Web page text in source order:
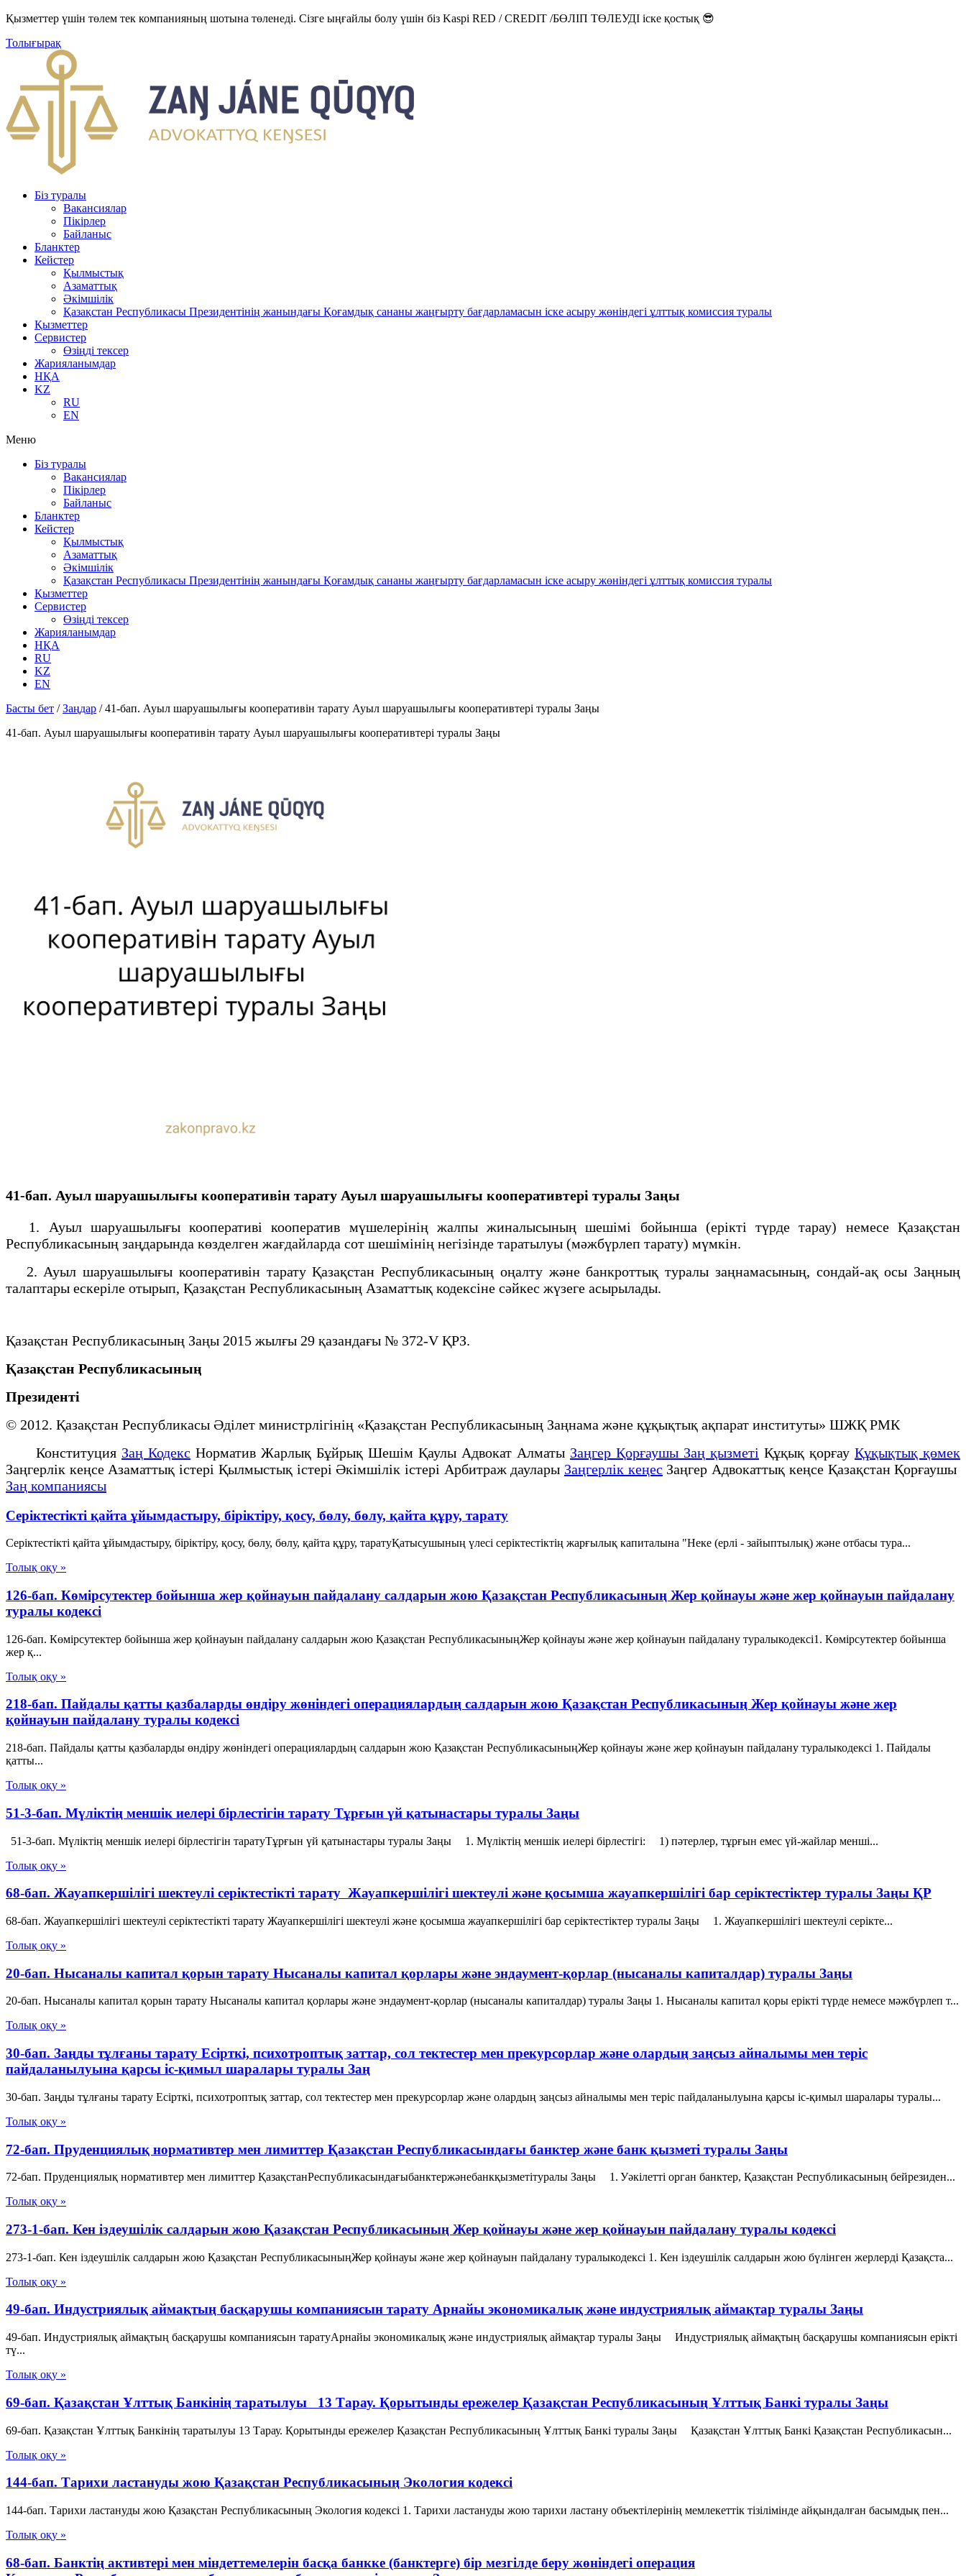
Қызметтер үшін төлем тек компанияның шотына төленеді. Сізге ыңғайлы болу үшін біз Kaspi RED / CREDIT /БӨЛІП ТӨЛЕУДІ іске қостық 😎
Толығырақ
Біз туралы
Вакансиялар
Пікірлер
Байланыс
Бланктер
Кейстер
Қылмыстық
Азаматтық
Әкімшілік
Қазақстан Республикасы Президентінің жанындағы Қоғамдық сананы жаңғырту бағдарламасын іске асыру жөніндегі ұлттық комиссия туралы
Қызметтер
Сервистер
Өзіңді тексер
Жарияланымдар
НҚА
KZ
RU
EN
Меню
Біз туралы
Вакансиялар
Пікірлер
Байланыс
Бланктер
Кейстер
Қылмыстық
Азаматтық
Әкімшілік
Қазақстан Республикасы Президентінің жанындағы Қоғамдық сананы жаңғырту бағдарламасын іске асыру жөніндегі ұлттық комиссия туралы
Қызметтер
Сервистер
Өзіңді тексер
Жарияланымдар
НҚА
RU
KZ
EN
Басты бет /Заңдар /41-бап. Ауыл шаруашылығы кооперативін тарату Ауыл шаруашылығы кооперативтері туралы Заңы
41-бап. Ауыл шаруашылығы кооперативін тарату Ауыл шаруашылығы кооперативтері туралы Заңы
41-бап. Ауыл шаруашылығы кооперативін тарату Ауыл шаруашылығы кооперативтері туралы Заңы
1. Ауыл шаруашылығы кооперативі кооператив мүшелерінің жалпы жиналысының шешiмi бойынша (ерікті түрде тарау) немесе Қазақстан
Республикасының заңдарында көзделген жағдайларда сот шешiмiнiң негiзiнде таратылуы (мәжбүрлеп тарату) мүмкiн.
2. Ауыл шаруашылығы кооперативін тарату Қазақстан Республикасының оңалту және банкроттық туралы заңнамасының, сондай-ақ осы Заңның
талаптары ескеріле отырып, Қазақстан Республикасының Азаматтық кодексiне сәйкес жүзеге асырылады.
Қазақстан Республикасының Заңы 2015 жылғы 29 қазандағы № 372-V ҚРЗ.
Қазақстан Республикасының
Президенті
© 2012. Қазақстан Республикасы Әділет министрлігінің «Қазақстан Республикасының Заңнама және құқықтық ақпарат институты» ШЖҚ РМК
Конституция Заң Кодекс Норматив Жарлық Бұйрық Шешім Қаулы Адвокат Алматы Заңгер Қорғаушы Заң қызметі Құқық қорғау Құқықтық қөмек
Заңгерлік кеңсе Азаматтық істері Қылмыстық істері Әкімшілік істері Арбитраж даулары Заңгерлік кеңес Заңгер Адвокаттық кеңсе Қазақстан Қорғаушы
Заң компаниясы
Серіктестікті қайта ұйымдастыру, біріктіру, қосу, бөлу, бөлу, қайта құру, тарату
Серіктестікті қайта ұйымдастыру, біріктіру, қосу, бөлу, бөлу, қайта құру, таратуҚатысушының үлесі серіктестіктің жарғылық капиталына "Неке (ерлі - зайыптылық) және отбасы тура...
Толық оқу »
126-бап. Көмірсутектер бойынша жер қойнауын пайдалану салдарын жою Қазақстан Республикасының Жер қойнауы және жер қойнауын пайдалану
туралы кодексі
126-бап. Көмірсутектер бойынша жер қойнауын пайдалану салдарын жою Қазақстан РеспубликасыныңЖер қойнауы және жер қойнауын пайдалану туралыкодексі1. Көмірсутектер бойынша
жер қ...
Толық оқу »
218-бап. Пайдалы қатты қазбаларды өндіру жөніндегі операциялардың салдарын жою Қазақстан Республикасының Жер қойнауы және жер
қойнауын пайдалану туралы кодексі
218-бап. Пайдалы қатты қазбаларды өндіру жөніндегі операциялардың салдарын жою Қазақстан РеспубликасыныңЖер қойнауы және жер қойнауын пайдалану туралыкодексі 1. Пайдалы
қатты...
Толық оқу »
51-3-бап. Мүліктің меншік иелері бірлестігін тарату Тұрғын үй қатынастары туралы Заңы
51-3-бап. Мүліктің меншік иелері бірлестігін таратуТұрғын үй қатынастары туралы Заңы 1. Мүліктің меншік иелері бірлестігі: 1) пәтерлер, тұрғын емес үй-жайлар менші...
Толық оқу »
68-бап. Жауапкершілігі шектеулі серіктестікті тарату Жауапкершілігі шектеулі және қосымша жауапкершілігі бар серіктестіктер туралы Заңы ҚР
68-бап. Жауапкершілігі шектеулі серіктестікті тарату Жауапкершілігі шектеулі және қосымша жауапкершілігі бар серіктестіктер туралы Заңы 1. Жауапкершілігі шектеулі серікте...
Толық оқу »
20-бап. Нысаналы капитал қорын тарату Нысаналы капитал қорлары және эндаумент-қорлар (нысаналы капиталдар) туралы Заңы
20-бап. Нысаналы капитал қорын тарату Нысаналы капитал қорлары және эндаумент-қорлар (нысаналы капиталдар) туралы Заңы 1. Нысаналы капитал қоры ерікті түрде немесе мәжбүрлеп т...
Толық оқу »
30-бап. Заңды тұлғаны тарату Есiрткi, психотроптық заттар, сол тектестер мен прекурсорлар және олардың заңсыз айналымы мен терiс
пайдаланылуына қарсы iс-қимыл шаралары туралы Заң
30-бап. Заңды тұлғаны тарату Есiрткi, психотроптық заттар, сол тектестер мен прекурсорлар және олардың заңсыз айналымы мен терiс пайдаланылуына қарсы iс-қимыл шаралары туралы...
Толық оқу »
72-бап. Пруденциялық нормативтер мен лимиттер Қазақстан Республикасындағы банктер және банк қызметі туралы Заңы
72-бап. Пруденциялық нормативтер мен лимиттер ҚазақстанРеспубликасындағыбанктержәнебанкқызметітуралы Заңы 1. Уәкілетті орган банктер, Қазақстан Республикасының бейрезиден...
Толық оқу »
273-1-бап. Кен іздеушілік салдарын жою Қазақстан Республикасының Жер қойнауы және жер қойнауын пайдалану туралы кодексі
273-1-бап. Кен іздеушілік салдарын жою Қазақстан РеспубликасыныңЖер қойнауы және жер қойнауын пайдалану туралыкодексі 1. Кен іздеушілік салдарын жою бүлінген жерлерді Қазақста...
Толық оқу »
49-бап. Индустриялық аймақтың басқарушы компаниясын тарату Арнайы экономикалық және индустриялық аймақтар туралы Заңы
49-бап. Индустриялық аймақтың басқарушы компаниясын таратуАрнайы экономикалық және индустриялық аймақтар туралы Заңы Индустриялық аймақтың басқарушы компаниясын ерікті
тү...
Толық оқу »
69-бап. Қазақстан Ұлттық Банкiнiң таратылуы 13 Тарау. Қорытынды ережелер Қазақстан Республикасының Ұлттық Банкі туралы Заңы
69-бап. Қазақстан Ұлттық Банкiнiң таратылуы 13 Тарау. Қорытынды ережелер Қазақстан Республикасының Ұлттық Банкі туралы Заңы Қазақстан Ұлттық Банкi Қазақстан Республикасын...
Толық оқу »
144-бап. Тарихи ластануды жою Қазақстан Республикасының Экология кодексі
144-бап. Тарихи ластануды жою Қазақстан Республикасының Экология кодексі 1. Тарихи ластануды жою тарихи ластану объектілерінің мемлекеттік тізілімінде айқындалған басымдық пен...
Толық оқу »
68-бап. Банктің активтері мен міндеттемелерін басқа банкке (банктерге) бір мезгілде беру жөніндегі операция